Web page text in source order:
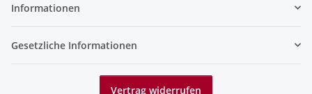
Informationen
Gesetzliche Informationen
Vertrag widerrufen